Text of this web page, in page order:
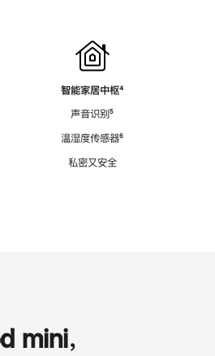
智能家居中枢脚
⁴
声音识别脚
⁵
温湿度传感器脚
⁶
私密又安全
mini，